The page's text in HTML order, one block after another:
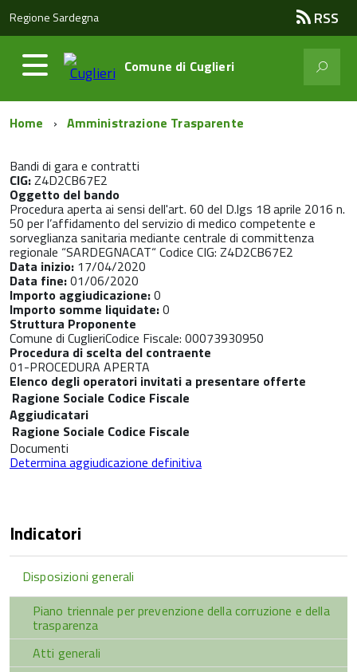
Regione Sardegna RSS
Comune di Cuglieri
Home Amministrazione Trasparente
Bandi di gara e contratti
CIG:Z4D2CB67E2
Oggetto del bando
Procedura aperta ai sensi dell'art. 60 del D.lgs 18 aprile 2016 n.
50 per l’affidamento del servizio di medico competente e
sorveglianza sanitaria mediante centrale di committenza
regionale “SARDEGNACAT“ Codice CIG: Z4D2CB67E2
Data inizio: 17/04/2020
Data fine:01/06/2020
Importo aggiudicazione:0
Importo somme liquidate:0
Struttura Proponente
Comune di CuglieriCodice Fiscale: 00073930950
Procedura di scelta del contraente
01-PROCEDURA APERTA
Elenco degli operatori invitati a presentare offerte
Ragione Sociale Codice Fiscale
Aggiudicatari
Ragione Sociale Codice Fiscale
Documenti
Determina aggiudicazione definitiva
Indicatori
Disposizioni generali
Piano triennale per prevenzione della corruzione e della
trasparenza
Atti generali